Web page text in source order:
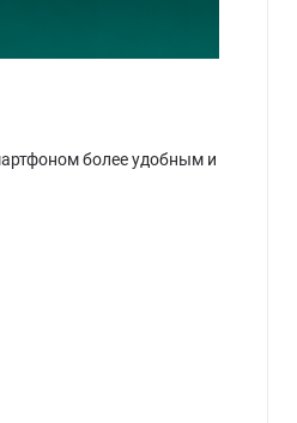
более удобным и